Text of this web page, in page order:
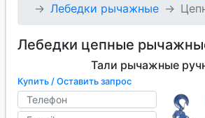
Лебедки рычажные
Лебедки цепные
Тали рычажные
Купить / Оставить запрос